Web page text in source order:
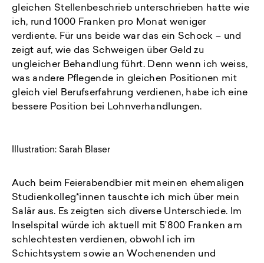
gleichen Stellenbeschrieb unterschrieben hatte wie
ich, rund 1000 Franken pro Monat weniger
verdiente. Für uns beide war das ein Schock – und
zeigt auf, wie das Schweigen über Geld zu
ungleicher Behandlung führt. Denn wenn ich weiss,
was andere Pflegende in gleichen Positionen mit
gleich viel Berufserfahrung verdienen, habe ich eine
bessere Position bei Lohnverhandlungen.
Illustration: Sarah Blaser
Auch beim Feierabendbier mit meinen ehemaligen
Studienkolleg*innen tauschte ich mich über mein
Salär aus. Es zeigten sich diverse Unterschiede. Im
Inselspital würde ich aktuell mit 5’800 Franken am
schlechtesten verdienen, obwohl ich im
Schichtsystem sowie an Wochenenden und